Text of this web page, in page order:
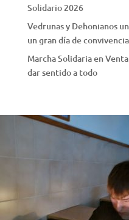
Solidario 2026
Vedrunas y Dehonianos
un gran día de convivencia
Marcha Solidaria en
dar sentido a todo